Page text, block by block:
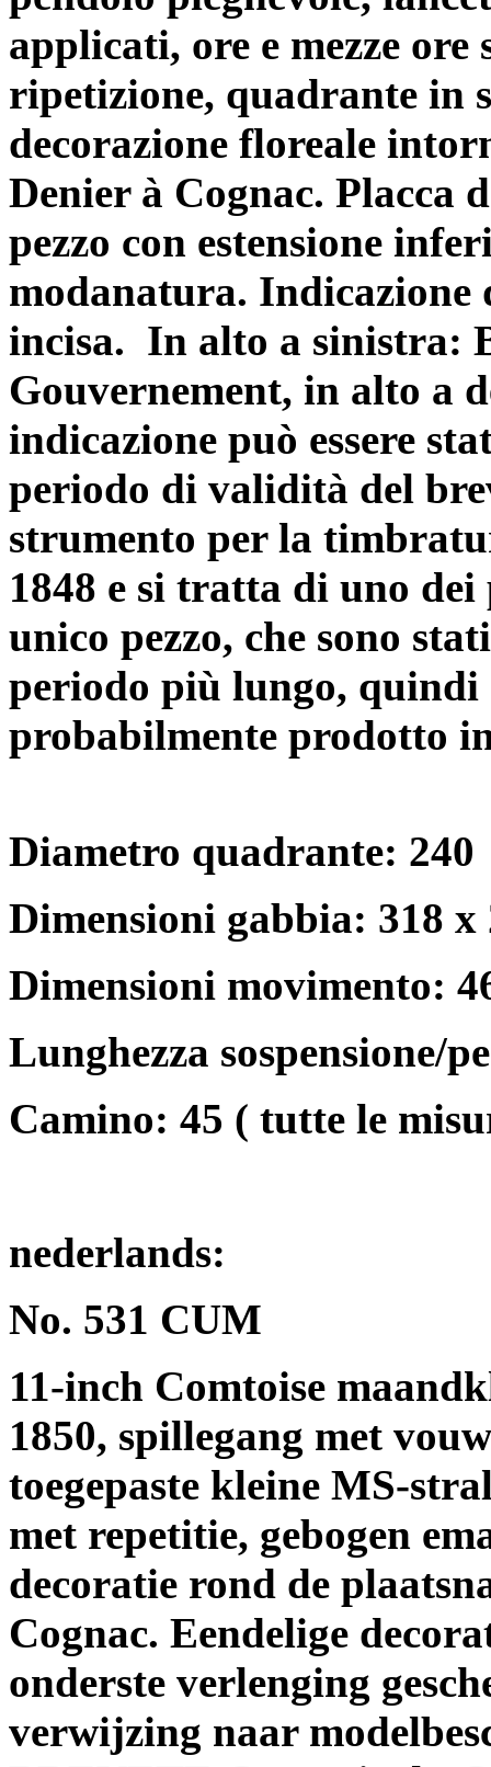
applicati, ore e mezze
ripetizione, quadrante in
decorazione floreale
Denier à Cognac. Placca
pezzo con estensione
modanatura. Indicazione
incisa. In alto a sinistra:
Gouvernement, in alto a
indicazione può essere
periodo di validità del
strumento per la
1848 e si tratta di uno
unico pezzo, che sono
periodo più lungo, quindi
probabilmente prodotto
Diametro quadrante: 240
Dimensioni gabbia: 318
Dimensioni movimento:
Lunghezza sospensione/
Camino: 45 ( tutte le
nederlands:
No. 531 CUM
11-inch Comtoise
1850, spillegang met
toegepaste kleine MS-
met repetitie, gebogen
decoratie rond de
Cognac. Eendelige
onderste verlenging
verwijzing naar